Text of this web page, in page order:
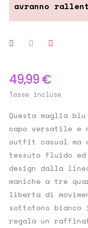
49,99 €
Tasse incluse
Questa maglia
capo versatile e
outfit casual ma
tessuto fluido
design dalla
maniche a tre
libertà di
sottotono
regala un